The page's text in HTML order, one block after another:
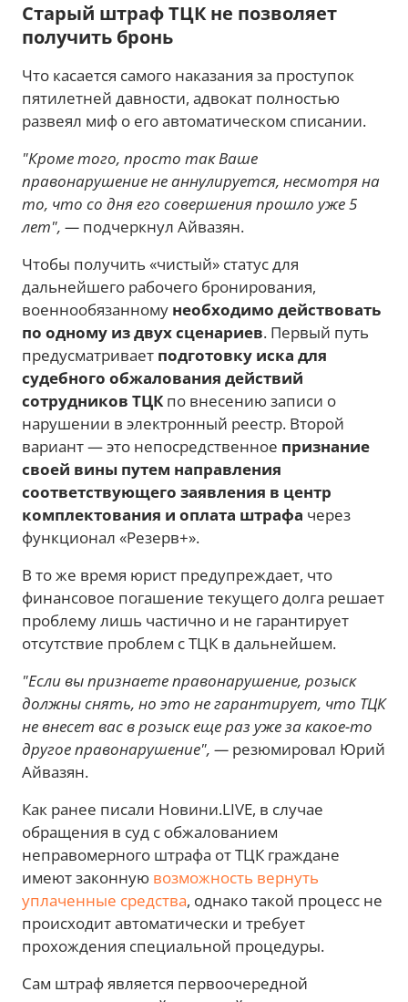
Старый штраф ТЦК не позволяет
получить бронь
Что касается самого наказания за проступок
пятилетней давности, адвокат полностью
развеял миф о его автоматическом списании.
"Кроме того, просто так Ваше
правонарушение не аннулируется, несмотря на
то, что со дня его совершения прошло уже 5
лет", — подчеркнул Айвазян.
Чтобы получить «чистый» статус для
дальнейшего рабочего бронирования,
военнообязанному необходимо действовать
по одному из двух сценариев. Первый путь
предусматривает подготовку иска для
судебного обжалования действий
сотрудников ТЦКпо внесению записи о
нарушении в электронный реестр. Второй
вариант — это непосредственное признание
своей вины путем направления
соответствующего заявления в центр
комплектования и оплата штрафа через
функционал «Резерв+».
В то же время юрист предупреждает, что
финансовое погашение текущего долга решает
проблему лишь частично и не гарантирует
отсутствие проблем с ТЦК в дальнейшем.
"Если вы признаете правонарушение, розыск
должны снять, но это не гарантирует, что ТЦК
не внесет вас в розыск еще раз уже за какое-то
другое правонарушение", — резюмировал Юрий
Айвазян.
Как ранее писали Новини.LIVE, в случае
обращения в суд с обжалованием
неправомерного штрафа от ТЦК граждане
имеют законную возможность вернуть
уплаченные средства, однако такой процесс не
происходит автоматически и требует
прохождения специальной процедуры.
Сам штраф является первоочередной